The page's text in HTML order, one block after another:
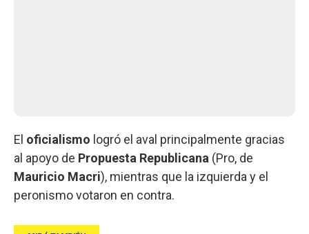
El oficialismo logró el aval principalmente gracias
al apoyo de Propuesta Republicana (Pro, de
Mauricio Macri), mientras que la izquierda y el
peronismo votaron en contra.